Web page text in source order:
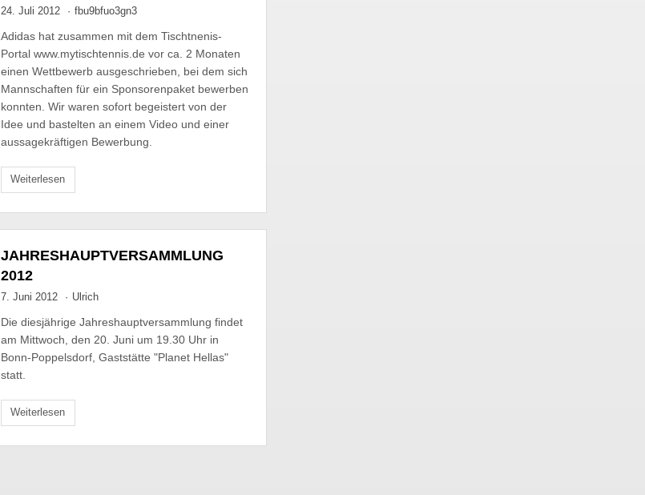
24. Juli 2012 · fbu9bfuo3gn3
Adidas hat zusammen mit dem Tischtnenis-
Portal www.mytischtennis.de vor ca. 2 Monaten
einen Wettbewerb ausgeschrieben, bei dem sich
Mannschaften für ein Sponsorenpaket bewerben
konnten. Wir waren sofort begeistert von der
Idee und bastelten an einem Video und einer
aussagekräftigen Bewerbung.
Weiterlesen
JAHRESHAUPTVERSAMMLUNG
2012
7. Juni 2012 · Ulrich
Die diesjährige Jahreshauptversammlung findet
am Mittwoch, den 20. Juni um 19.30 Uhr in
Bonn-Poppelsdorf, Gaststätte "Planet Hellas"
statt.
Weiterlesen